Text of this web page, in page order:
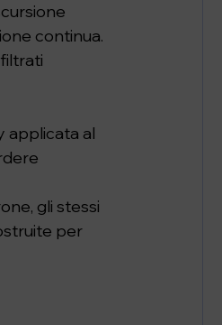
continua.
applicata al
gli stessi
per